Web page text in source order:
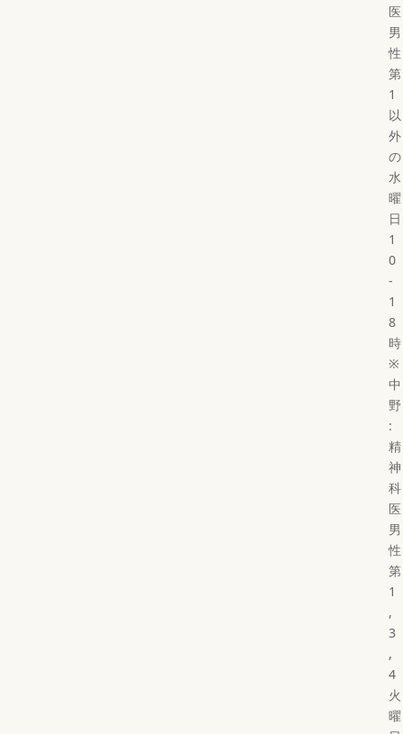
医
男
性
第
1
以
外
の
水
曜
日
1
0
-
1
8
時
※
中
野
:
精
神
科
医
男
性
第
1
,
3
,
4
火
曜